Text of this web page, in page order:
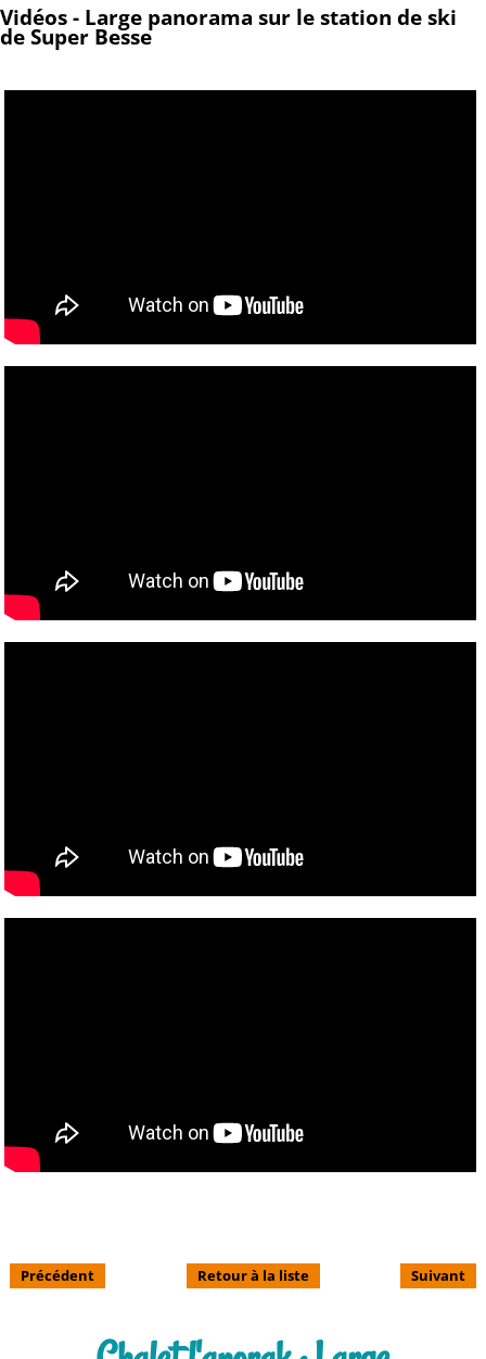
Vidéos - Large panorama sur le station de ski
de Super Besse
Précédent Retour à la liste Suivant